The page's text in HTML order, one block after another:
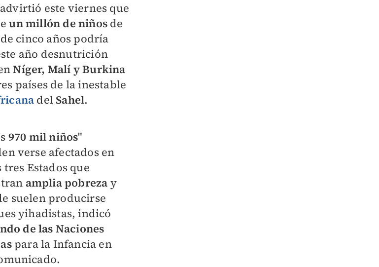
advirtió este viernes que
un millón de niñosde
cinco años podría
año desnutrición
Níger, Malí y Burkina
países de la inestable
del Sahel.
970 mil niños"
verse afectados en
tres Estados que
amplia pobreza y
suelen producirse
yihadistas, indicó
de las Naciones
para la Infancia en